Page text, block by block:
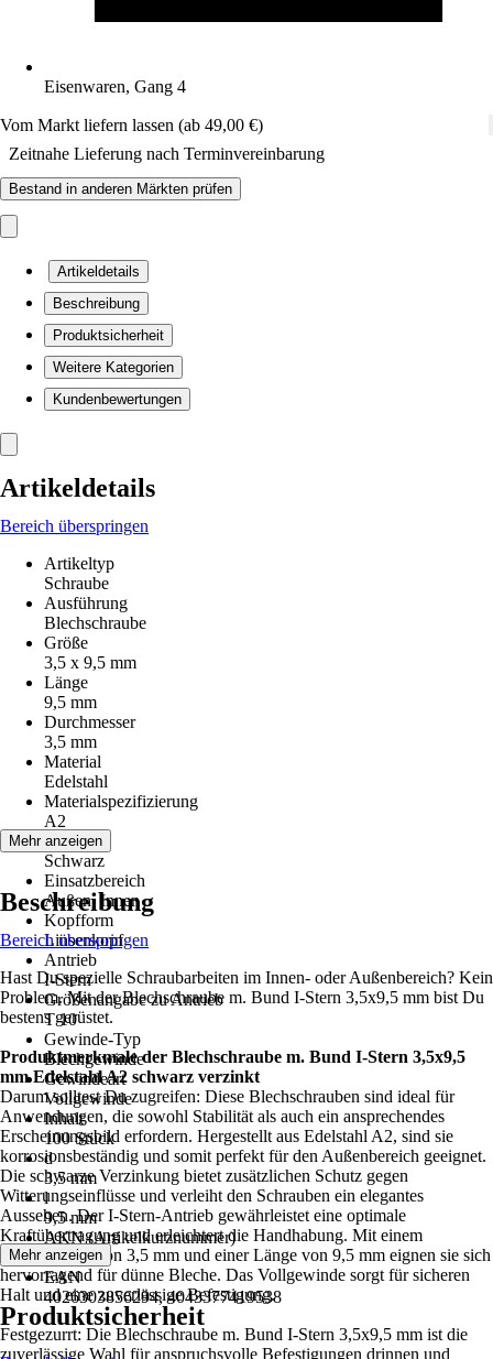
Eisenwaren, Gang 4
Vom Markt liefern lassen (ab 49,00 €)
Zeitnahe Lieferung nach Terminvereinbarung
Bestand in anderen Märkten prüfen
Artikeldetails
Beschreibung
Produktsicherheit
Weitere Kategorien
Kundenbewertungen
Artikeldetails
Bereich überspringen
Artikeltyp
Schraube
Ausführung
Blechschraube
Größe
3,5 x 9,5 mm
Länge
9,5 mm
Durchmesser
3,5 mm
Material
Edelstahl
Materialspezifizierung
A2
Farbton
Schwarz
Einsatzbereich
Außen, Innen
Kopfform
Linsenkopf
Antrieb
I-Stern
Größenangabe zu Antrieb
T 10
Gewinde-Typ
Blechgewinde
Gewindeart
Vollgewinde
Inhalt
100 Stück
d
3,5 mm
l
9,5 mm
AKN (Artikelkurznummer)
Z32M
EAN
4026303856294, 4043377419538
Mehr anzeigen
Beschreibung
Bereich überspringen
Hast Du spezielle Schraubarbeiten im Innen- oder Außenbereich? Kein
Problem. Mit der Blechschraube m. Bund I-Stern 3,5x9,5 mm bist Du
bestens gerüstet.
Produktmerkmale der Blechschraube m. Bund I-Stern 3,5x9,5
mm Edelstahl A2 schwarz verzinkt
Darum solltest Du zugreifen: Diese Blechschrauben sind ideal für
Anwendungen, die sowohl Stabilität als auch ein ansprechendes
Erscheinungsbild erfordern. Hergestellt aus Edelstahl A2, sind sie
korrosionsbeständig und somit perfekt für den Außenbereich geeignet.
Die schwarze Verzinkung bietet zusätzlichen Schutz gegen
Witterungseinflüsse und verleiht den Schrauben ein elegantes
Aussehen. Der I-Stern-Antrieb gewährleistet eine optimale
Kraftübertragung und erleichtert die Handhabung. Mit einem
Durchmesser von 3,5 mm und einer Länge von 9,5 mm eignen sie sich
hervorragend für dünne Bleche. Das Vollgewinde sorgt für sicheren
Halt und eine zuverlässige Befestigung.
Festgezurrt: Die Blechschraube m. Bund I-Stern 3,5x9,5 mm ist die
zuverlässige Wahl für anspruchsvolle Befestigungen drinnen und
Mehr anzeigen
Produktsicherheit